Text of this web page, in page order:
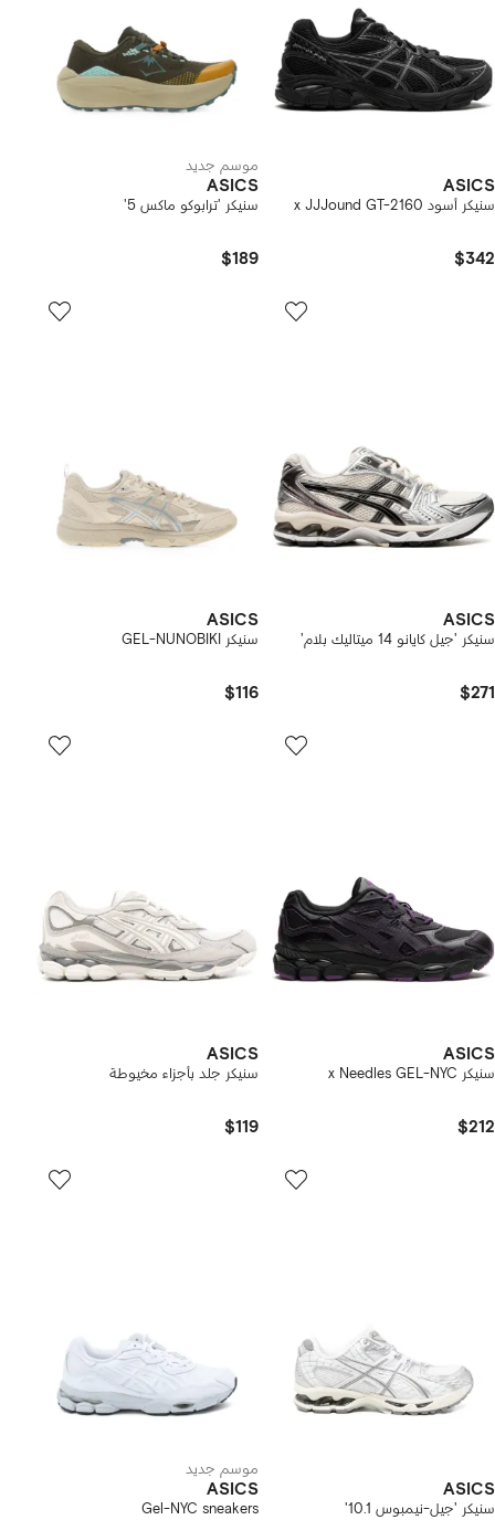
ASICS
سنيكر أسود x JJJound GT-2160
$342
موسم جديد
ASICS
سنيكر 'ترابوكو ماكس 5'
$189
ASICS
سنيكر 'جيل كايانو 14 ميتاليك بلام'
$271
ASICS
سنيكر GEL-NUNOBIKI
$116
ASICS
سنيكر x Needles GEL-NYC
$212
ASICS
سنيكر جلد بأجزاء مخيوطة
$119
ASICS
سنيكر 'جيل-نيمبوس 10.1'
موسم جديد
ASICS
Gel-NYC sneakers